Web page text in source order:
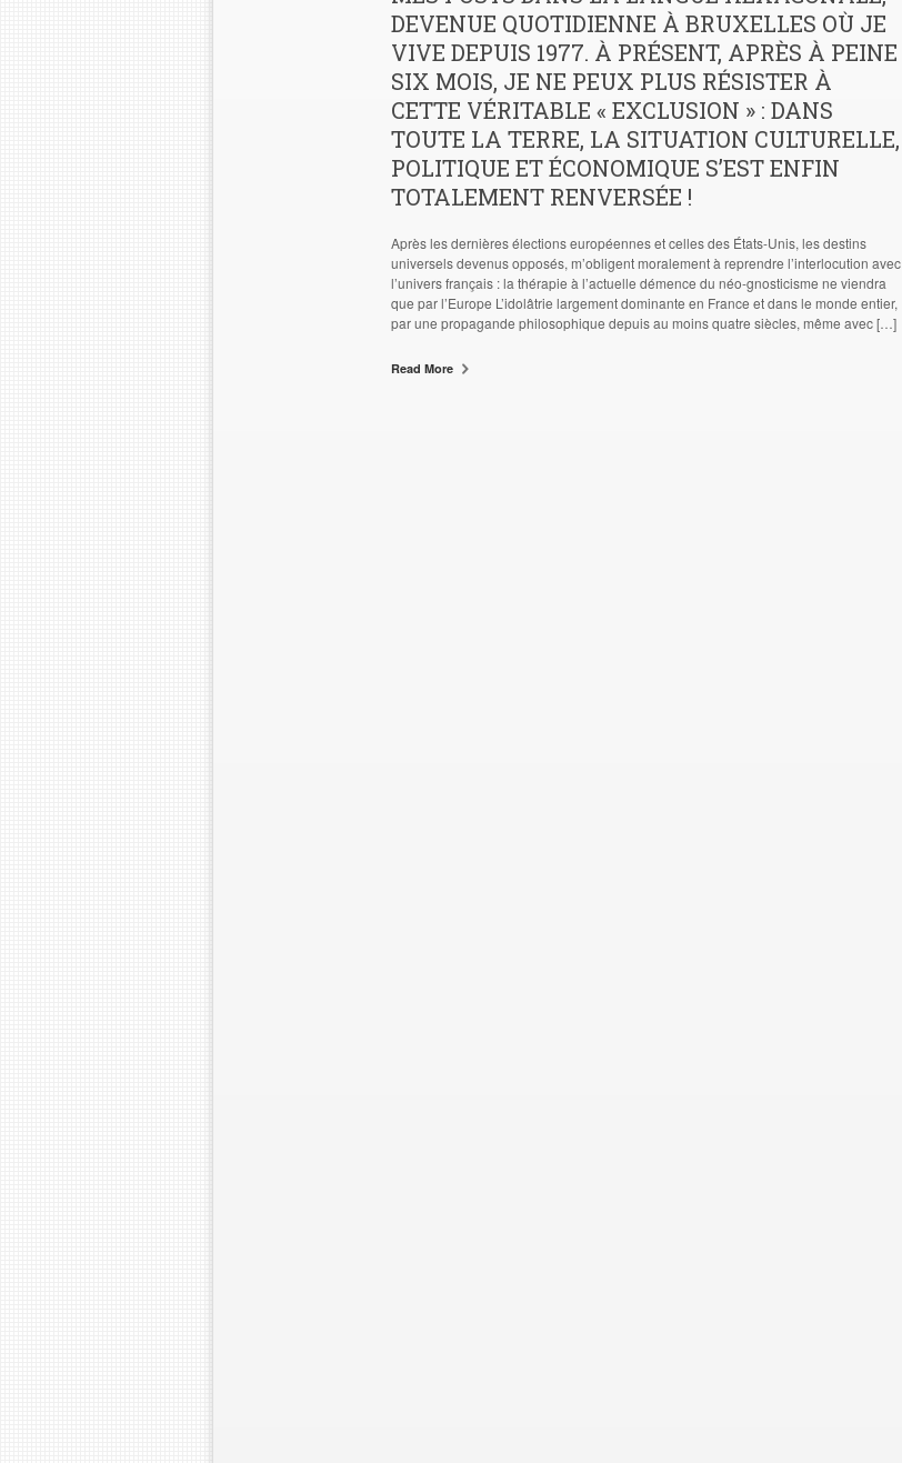
DEVENUE QUOTIDIENNE À BRUXELLES OÙ JE
VIVE DEPUIS 1977. À PRÉSENT, APRÈS À PEINE
SIX MOIS, JE NE PEUX PLUS RÉSISTER À
CETTE VÉRITABLE « EXCLUSION » : DANS
TOUTE LA TERRE, LA SITUATION CULTURELLE,
POLITIQUE ET ÉCONOMIQUE S’EST ENFIN
TOTALEMENT RENVERSÉE !
Après les dernières élections européennes et celles des États-Unis, les destins
universels devenus opposés, m’obligent moralement à reprendre l’interlocution avec
l’univers français : la thérapie à l’actuelle démence du néo-gnosticisme ne viendra
que par l’Europe L’idolâtrie largement dominante en France et dans le monde entier,
par une propagande philosophique depuis au moins quatre siècles, même avec […]
Read More